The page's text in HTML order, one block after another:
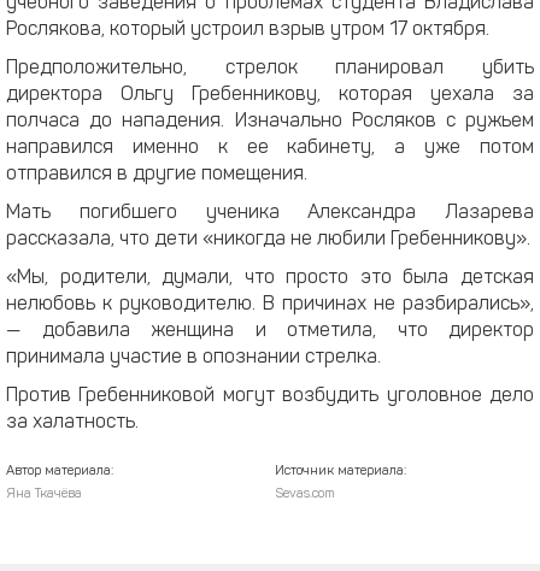
учебного заведения о проблемах студента Владислава
Рослякова, который устроил взрыв утром 17 октября.
Предположительно, стрелок планировал убить
директора Ольгу Гребенникову, которая уехала за
полчаса до нападения. Изначально Росляков с ружьем
направился именно к ее кабинету, а уже потом
отправился в другие помещения.
Мать погибшего ученика Александра Лазарева
рассказала, что дети «никогда не любили Гребенникову».
«Мы, родители, думали, что просто это была детская
нелюбовь к руководителю. В причинах не разбирались»,
— добавила женщина и отметила, что директор
принимала участие в опознании стрелка.
Против Гребенниковой могут возбудить уголовное дело
за халатность.
Автор материала:
Яна Ткачёва
Источник материала:
Sevas.com